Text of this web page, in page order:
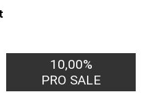
10,00%
PRO SALE